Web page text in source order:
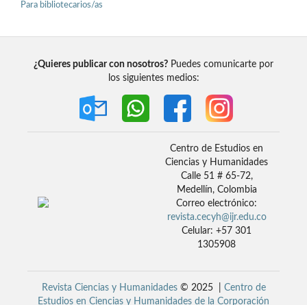
Para bibliotecarios/as
¿Quieres publicar con nosotros? Puedes comunicarte por
los siguientes medios:
Centro de Estudios en
Ciencias y Humanidades
Calle 51 # 65-72,
Medellín, Colombia
Correo electrónico:
revista.cecyh@ijr.edu.co
Celular: +57 301
1305908
Revista Ciencias y Humanidades© 2025 | Centro de
Estudios en Ciencias y Humanidades de la Corporación